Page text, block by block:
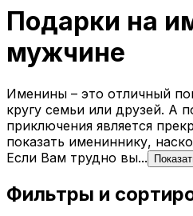
Подарки на
мужчине
Именины – это отличный
кругу семьи или друзей. А
приключения является
показать имениннику,
Если Вам трудно вы...
Фильтры и